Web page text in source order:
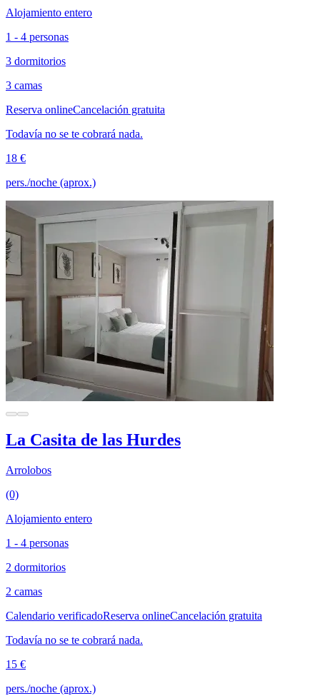
Alojamiento entero
1 - 4 personas
3 dormitorios
3 camas
Reserva onlineCancelación gratuita
Todavía no se te cobrará nada.
18 €
pers./noche (aprox.)
La Casita de las Hurdes
Arrolobos
(0)
Alojamiento entero
1 - 4 personas
2 dormitorios
2 camas
Calendario verificadoReserva onlineCancelación gratuita
Todavía no se te cobrará nada.
15 €
pers./noche (aprox.)